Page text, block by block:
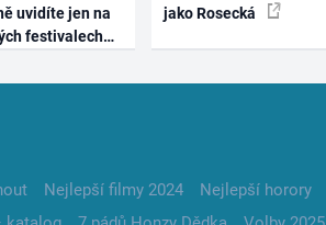
uvidíte jen na
festivalech
jako Rosecká
Nejlepší filmy 2024 Nejlepší horory